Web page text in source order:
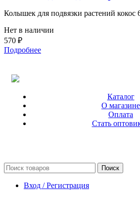
Колышек для подвязки растений кокос
Нет в наличии
570 ₽
Подробнее
Каталог
О магазине
Оплата
Стать
Поиск
Вход / Регистрация